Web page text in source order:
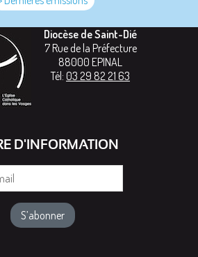
Diocèse de Saint-Dié
7 Rue de la Préfecture
88000 EPINAL
Tél: 03 29 82 21 63
D'INFORMATION